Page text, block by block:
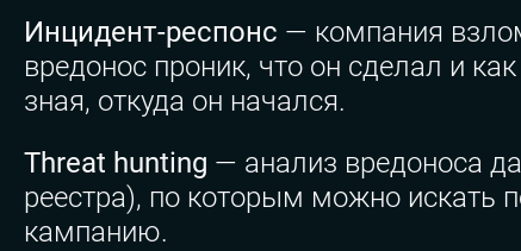
Инцидент-респонс — компания
вредонос проник, что он сделал и
зная, откуда он начался.
Threat hunting — анализ вредоноса
реестра), по которым можно искать
кампанию.